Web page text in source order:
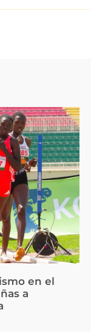
en el
a